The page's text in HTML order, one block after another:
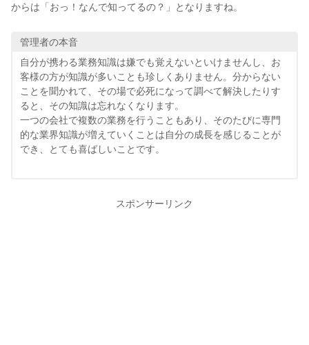
からは「おっ！なんで知ってるの？」となりますね。
管理者の本音
自分が携わる業務知識は嫌でも覚えないといけませんし、お
客様の方が知識が多いことも珍しくありません。分からない
ことを聞かれて、その場で必死になって調べて解決したりす
ると、その知識は忘れなくなります。
一つの会社で複数の業務を行うこともあり、そのたびに専門
的な業界知識が増えていくことは自分の成長を感じることが
でき、とても喜ばしいことです。
スポンサーリンク